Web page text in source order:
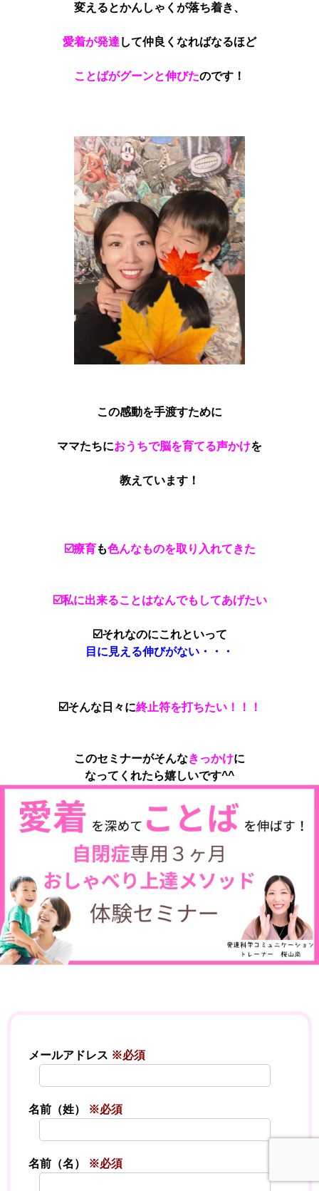
変えるとかんしゃくが落ち着き、
愛着が発達 して仲良くなればなるほど
ことばがグーンと伸びたのです！
この感動を手渡すために
ママたちにおうちで脳を育てる声かけを
教えています！
☑️療育も色んなものを取り入れてきた
☑️私に出来ることはなんでもしてあげたい
☑️それなのにこれといって
目に見える伸びがない・・
・
☑️そんな日々に終止符を打ちたい！！！
このセミナーがそんなきっかけに
なってくれたら嬉しいです^^
メールアドレス ※必須
名前（姓） ※必須
名前（名） ※必須